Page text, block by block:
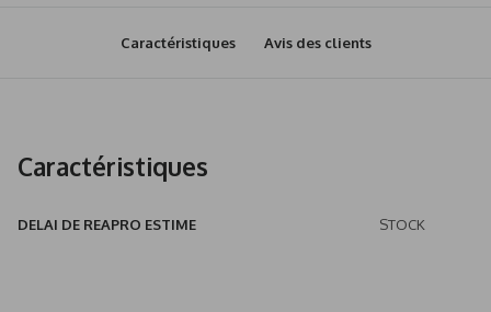
Caractéristiques Avis des clients
Caractéristiques
DELAI DE REAPRO ESTIME STOCK